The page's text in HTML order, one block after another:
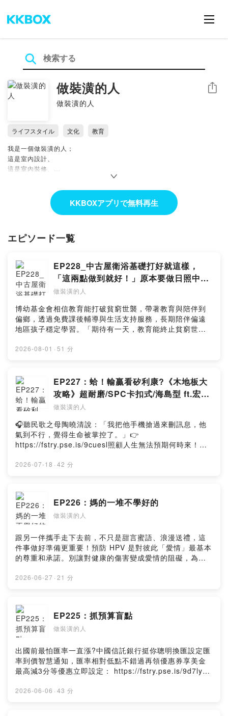
做裝潢的人
做裝潢的人
シェア
ライフスタイル 文化
教育
我是一個做裝潢的人；
這是室內設計、
這是室內裝修、
分享一下自己的專業與觀點
追蹤我的IG：
Powered by Firstory Hosting
KKBOXアプリで無料再生
エピソード一覧
EP228_中古屋衛浴基礎打好就這樣，
「這兩點做到就好！」原本要做日照中
心？家和人我都一起照顧！ft.寓守房屋
做裝潢的人
博幼基金會相信教育能打破貧窮世襲，帶著教育與陪伴到
偏鄉，透過免費課後輔導與生活支持服務，長期陪伴偏遠
地區孩子穩定學習。「期待有一天，教育能終止貧窮世
力。」捐款連結▶️ https://fstry.pse.is/9f67k3—— 以上為
小時投保，手機投保5分鐘新安東京海上產險｜0800-369-
168｜104台北市中山區南京東路三段130號8-13樓——
以上為 Firstory Podcast 廣告 ——聊一下中古屋整修鬼
故事「不要跟它賭！」--✷𝙁𝘽｜做裝潢的人
https://reurl.cc/3aKAlj✷𝙄𝙂｜
𝙞𝙣𝙩𝙙𝙚𝙨.𝙬𝙤𝙧𝙠𝙚𝙧https://www.instagram.com/intdes.w
orker/✷📮｜聊聊＆合作▻interdes.work@gmail.com▻私
訊𝙄𝙂-⏯︎小額贊助支持本節目
⏯︎https://open.firstory.me/user/ckfh0pd3qvazf0836py
2yrn6y/commentsPowered by Firstory Hosting
2026-08-01 · 51 分
EP227：蛤！輸贏看矽利康?《木地板大
攻略》超耐磨/SPC卡扣式/海島型 ft.宏麒
木地板
做裝潢的人
🎧聽民歌之母陶曉清說：「我把他手機搶過來刪訊息，他
氣到不行，覺得生命被掌控了。」👉
https://fstry.pse.is/9cuesl照顧人生無法預期何時來！
點擊連結，讓我們有機會不在照顧困境掙扎。—— 以上為
小時投保，手機投保5分鐘新安東京海上產險｜0800-369-
168｜104台北市中山區南京東路三段130號8-13樓——
以上為 Firstory Podcast 廣告 ——首 次 來 賓地 板 甜
心聊一下木地板怎麼選📍第一次雙人來賓收音，音質較差
請見諒👉🏻👈🏻--✷𝙁𝘽｜做裝潢的人
https://reurl.cc/3aKAlj✷𝙄𝙂｜
𝙞𝙣𝙩𝙙𝙚𝙨.𝙬𝙤𝙧𝙠𝙚𝙧https://www.instagram.com/intdes.w
訊𝙄𝙂-⏯︎小額贊助支持本節目
HostingPowered by Firstory Hosting
2026-07-18 · 42 分
EP226：媽的一堆不學好的
做裝潢的人
跟另一伴攜手走下去前，不只是甜言蜜語、浪漫送禮，這
件事做好準備更重要！預防 HPV 是對彼此「愛情」最基本
的尊重和承諾。別讓對健康的傷害變成愛情的阻礙，為彼
展現你對愛的承諾。男女1+1 主動防禦HPV(人類乳突病
免指定車牌、車型，用車前1小時投保，手機投保5分鐘新
安東京海上產險｜0800-369-168｜104台北市中山區南京
東路三段130號8-13樓—— 以上為 Firstory Podcast 廣
告 ——聊一下一堆不學好的FB粉絲團（縮網
址）:https://reurl.cc/3aKAljIG:intdes.worker小額贊助支
持本節目：
https://open.firstory.me/user/ckfh0pd3qvazf0836py2y
2026-06-27 · 21 分
EP225：抓預算盲點
做裝潢的人
出國前最怕匯率一直漲?中國信託銀行挺你聰明換匯設定匯
率到價智慧通知，匯率相對低點不錯過再領優惠券享美金
最高減3分等優惠立即設定： https://fstry.pse.is/9d7lyy
情況審慎投資。完整注意事項詳見網站資訊。—— 以上為
2026-06-06 · 43 分